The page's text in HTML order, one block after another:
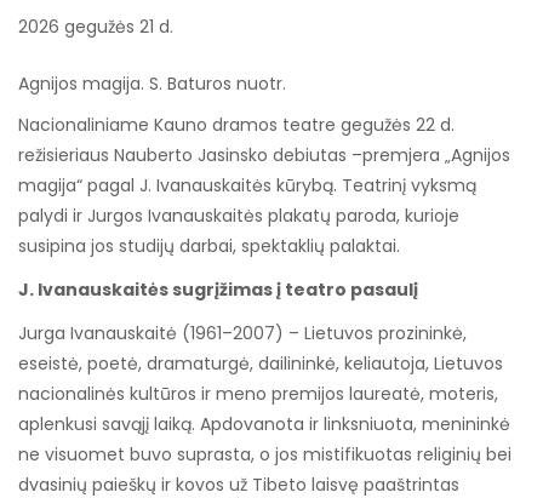
2026 gegužės 21 d.
Agnijos magija. S. Baturos nuotr.
Nacionaliniame Kauno dramos teatre gegužės 22 d.
režisieriaus Nauberto Jasinsko debiutas –premjera „Agnijos
magija“ pagal J. Ivanauskaitės kūrybą. Teatrinį vyksmą
palydi ir Jurgos Ivanauskaitės plakatų paroda, kurioje
susipina jos studijų darbai, spektaklių palaktai.
J. Ivanauskaitės sugrįžimas į teatro pasaulį
Jurga Ivanauskaitė (1961–2007) – Lietuvos prozininkė,
eseistė, poetė, dramaturgė, dailininkė, keliautoja, Lietuvos
nacionalinės kultūros ir meno premijos laureatė, moteris,
aplenkusi savąjį laiką. Apdovanota ir linksniuota, menininkė
ne visuomet buvo suprasta, o jos mistifikuotas religinių bei
dvasinių paieškų ir kovos už Tibeto laisvę paaštrintas